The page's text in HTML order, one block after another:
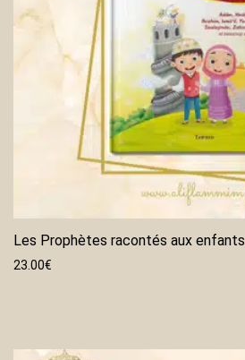
Les Prophètes racontés aux enfants
23.00€